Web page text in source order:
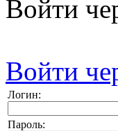
Войти
Войти
Логин:
Пароль: